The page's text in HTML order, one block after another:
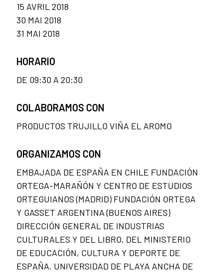
15 AVRIL 2018
30 MAI 2018
31 MAI 2018
HORARIO
DE 09:30 A 20:30
COLABORAMOS CON
PRODUCTOS TRUJILLO VIÑA EL AROMO
ORGANIZAMOS CON
EMBAJADA DE ESPAÑA EN CHILE FUNDACIÓN
ORTEGA-MARAÑÓN Y CENTRO DE ESTUDIOS
ORTEGUIANOS (MADRID) FUNDACIÓN ORTEGA
Y GASSET ARGENTINA (BUENOS AIRES)
DIRECCIÓN GENERAL DE INDUSTRIAS
CULTURALES Y DEL LIBRO, DEL MINISTERIO
DE EDUCACIÓN, CULTURA Y DEPORTE DE
ESPAÑA. UNIVERSIDAD DE PLAYA ANCHA DE